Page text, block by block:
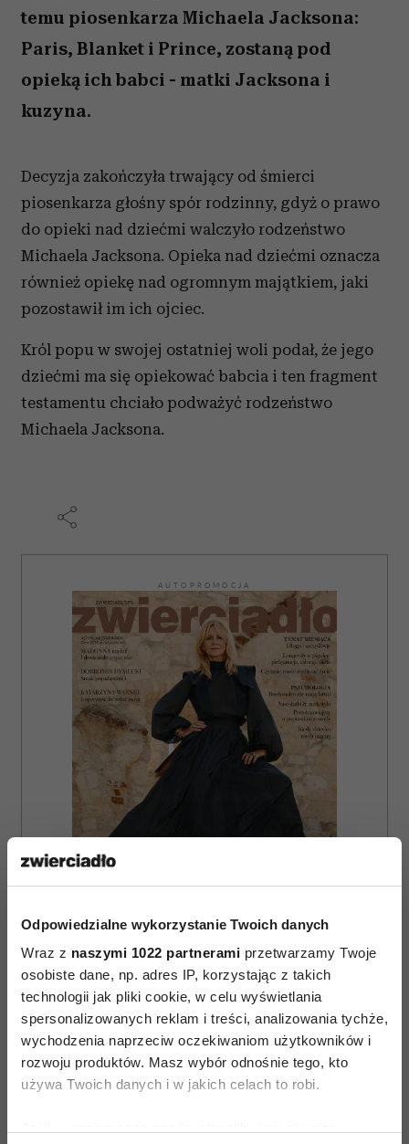
Odpowiedzialne wykorzystanie Twoich danych
Wraz z naszymi 1022 partnerami przetwarzamy Twoje
osobiste dane, np. adres IP, korzystając z takich
technologii jak pliki cookie, w celu wyświetlania
spersonalizowanych reklam i treści, analizowania tychże,
wychodzenia naprzeciw oczekiwaniom użytkowników i
rozwoju produktów. Masz wybór odnośnie tego, kto
używa Twoich danych i w jakich celach to robi.
temu piosenkarza Michaela Jacksona:
Paris, Blanket i Prince, zostaną pod
opieką ich babci - matki Jacksona i
kuzyna.
Decyzja zakończyła trwający od śmierci
piosenkarza głośny spór rodzinny, gdyż o prawo
do opieki nad dziećmi walczyło rodzeństwo
Michaela Jacksona. Opieka nad dziećmi oznacza
również opiekę nad ogromnym majątkiem, jaki
pozostawił im ich ojciec.
Król popu w swojej ostatniej woli podał, że jego
dziećmi ma się opiekować babcia i ten fragment
testamentu chciało podważyć rodzeństwo
Michaela Jacksona.
AUTOPROMOCJA
ZAMÓW
WYDANIE DRUKOWANE
E-WYDANIE